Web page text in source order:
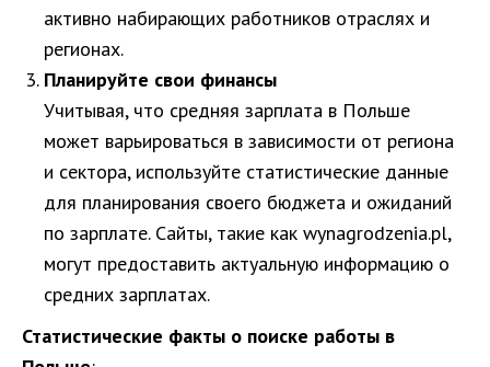
активно набирающих работников отраслях и
регионах.
Планируйте свои финансы
Учитывая, что средняя зарплата в Польше
может варьироваться в зависимости от региона
и сектора, используйте статистические данные
для планирования своего бюджета и ожиданий
по зарплате. Сайты, такие как wynagrodzenia.pl,
могут предоставить актуальную информацию о
средних зарплатах.
Статистические факты о поиске работы в